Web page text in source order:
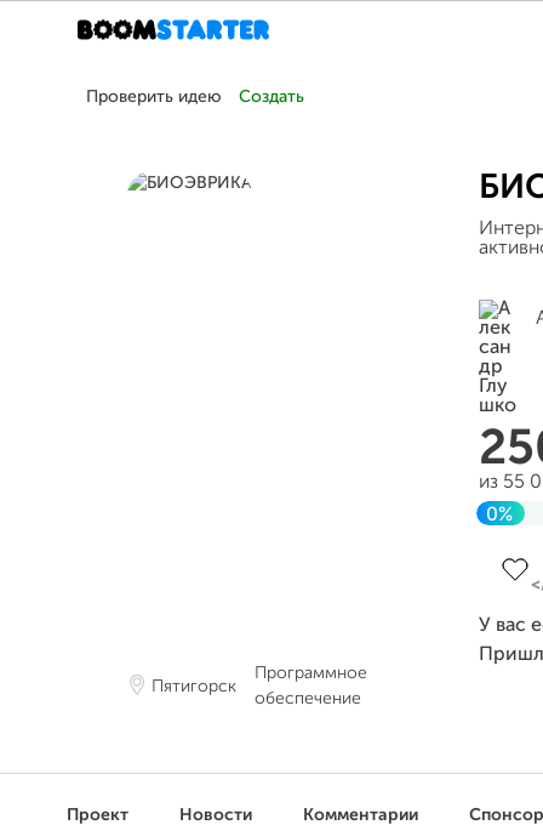
Проверить идею Создать
Пятигорск
Программное
обеспечение
из 55
0%
У вас
Проект Новости Комментарии